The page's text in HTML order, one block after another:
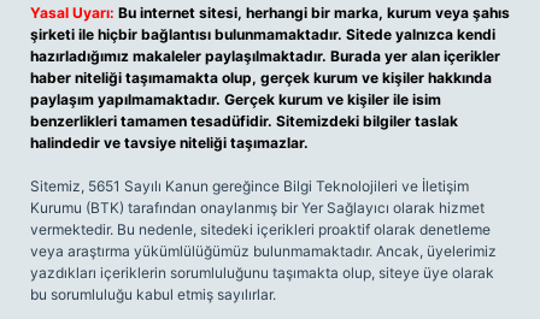
Yasal Uyarı: Bu internet sitesi, herhangi bir marka, kurum veya şahıs
şirketi ile hiçbir bağlantısı bulunmamaktadır. Sitede yalnızca kendi
hazırladığımız makaleler paylaşılmaktadır. Burada yer alan içerikler
haber niteliği taşımamakta olup, gerçek kurum ve kişiler hakkında
paylaşım yapılmamaktadır. Gerçek kurum ve kişiler ile isim
benzerlikleri tamamen tesadüfidir. Sitemizdeki bilgiler taslak
halindedir ve tavsiye niteliği taşımazlar.
Sitemiz, 5651 Sayılı Kanun gereğince Bilgi Teknolojileri ve İletişim
Kurumu (BTK) tarafından onaylanmış bir Yer Sağlayıcı olarak hizmet
vermektedir. Bu nedenle, sitedeki içerikleri proaktif olarak denetleme
veya araştırma yükümlülüğümüz bulunmamaktadır. Ancak, üyelerimiz
yazdıkları içeriklerin sorumluluğunu taşımakta olup, siteye üye olarak
bu sorumluluğu kabul etmiş sayılırlar.